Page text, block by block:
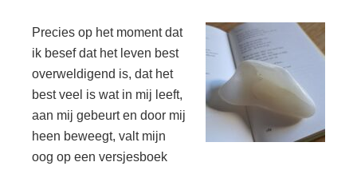
Precies op het moment dat
ik besef dat het leven best
overweldigend is, dat het
best veel is wat in mij leeft,
aan mij gebeurt en door mij
heen beweegt, valt mijn
oog op een versjesboek